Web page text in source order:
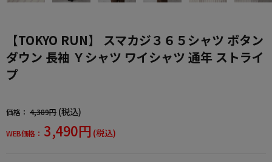
【TOKYO RUN】 スマカジ３６５シャツ ボタン
ダウン 長袖 Ｙシャツ ワイシャツ 通年 ストライ
プ
価格： 4,389円 (税込)
WEB価格： 3,490円 (税込)